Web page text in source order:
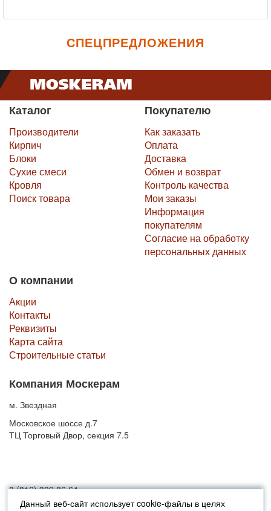
Данный веб-сайт использует cookie-файлы в целях
СПЕЦПРЕДЛОЖЕНИЯ
Каталог
Производители
Кирпич
Блоки
Сухие смеси
Кровля
Поиск товара
Покупателю
Как заказать
Оплата
Доставка
Обмен и возврат
Контроль качества
Мои заказы
Информация
покупателям
Согласие на обработку
персональных данных
О компании
Акции
Контакты
Реквизиты
Карта сайта
Строительные статьи
Компания Москерам
м. Звездная
Московское шоссе д.7
ТЦ Торговый Двор, секция 7.5
8 (812) 309 86 64